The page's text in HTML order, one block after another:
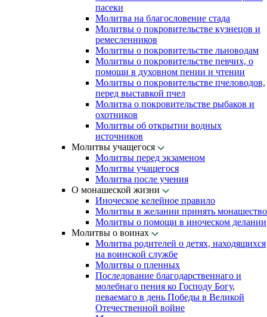
пасеки
Молитва на благословение стада
Молитвы о покровительстве кузнецов и
ремесленников
Молитвы о покровительстве льноводам
Молитвы о покровительстве певчих, о
помощи в духовном пении и чтении
Молитвы о покровительстве пчеловодов,
перед выставкой пчел
Молитва о покровительстве рыбаков и
охотников
Молитвы об открытии водных
источников
Молитвы учащегося
Молитвы перед экзаменом
Молитвы учащегося
Молитва после учения
О монашеской жизни
Иноческое келейное правило
Молитвы в желании принять монашество
Молитвы о помощи в иноческом делании
Молитвы о воинах
Молитва родителей о детях, находящихся
на воинской службе
Молитвы о пленных
Последование благодарственнаго и
молебнаго пения ко Господу Богу,
певаемаго в день Победы в Великой
Отечественной войне